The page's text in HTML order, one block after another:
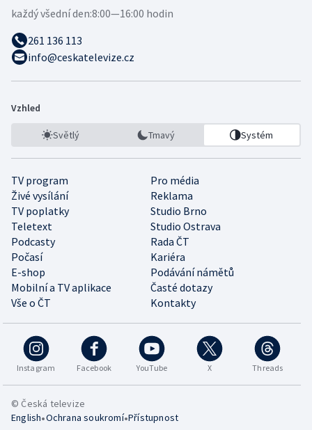
každý všední den:8:00—16:00 hodin
261 136 113
info@ceskatelevize.cz
Vzhled
Světlý Tmavý Systém
TV program
Pro média
Živé vysílání
Reklama
TV poplatky
Studio Brno
Teletext
Studio Ostrava
Podcasty
Rada ČT
Počasí
Kariéra
E-shop
Podávání námětů
Mobilní a TV aplikace
Časté dotazy
Vše o ČT
Kontakty
Instagram Facebook YouTube X Threads
© Česká televize
English•Ochrana soukromí•Přístupnost